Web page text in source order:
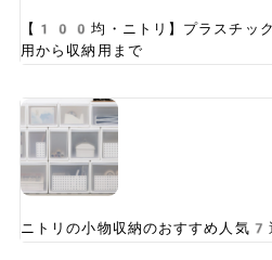
【100均・ニトリ】プラスチッ
用から収納用まで
ニトリの小物収納のおすすめ人気7